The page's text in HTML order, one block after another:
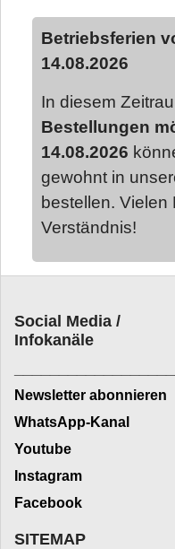
Betriebsferien
14.08.2026
In diesem
Bestellungen
14.08.2026
gewohnt in
bestellen. Vielen
Verständnis!
Social Media /
Infokanäle
Newsletter abonnieren
WhatsApp-Kanal
Youtube
Instagram
Facebook
SITEMAP